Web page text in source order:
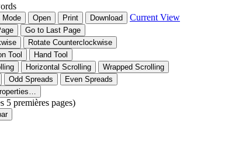
Mode Open Print Download Current View
Go to Last Page
Rotate Counterclockwise
Tool
Hand Tool
Horizontal Scrolling
Wrapped Scrolling
Odd Spreads
Even Spreads
5 premières pages)